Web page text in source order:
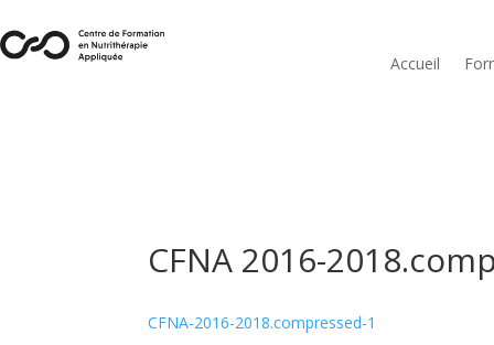
Accueil
CFNA 2016-
CFNA-2016-2018.compressed-1